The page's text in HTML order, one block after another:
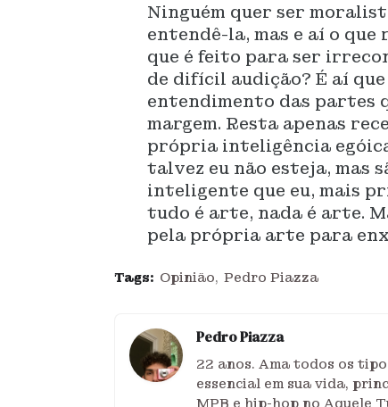
Ninguém quer ser
entendê-la, mas e aí o
que é feito para ser
de difícil audição? É aí
entendimento das partes
margem. Resta apenas
própria inteligência
talvez eu não esteja, mas
inteligente que eu, mais
tudo é arte, nada é arte.
pela própria arte para
Tags: Opinião Pedro Piazza
Pedro Piazza
22 anos. Ama todos os
essencial em sua vida,
MPB e hip-hop no Aquele